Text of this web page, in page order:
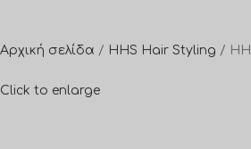
Αρχική σελίδα HHS Hair Styling
Click to enlarge